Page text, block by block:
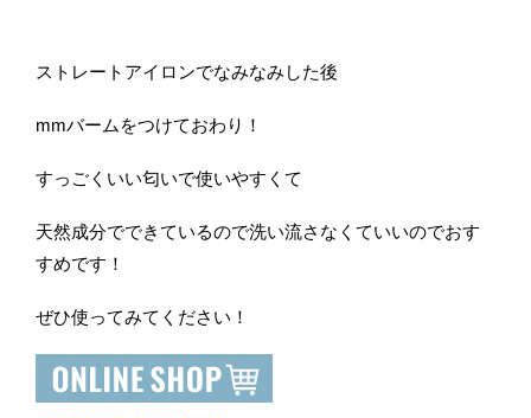
ストレートアイロンでなみなみした後
mmバームをつけておわり！
すっごくいい匂いで使いやすくて
天然成分でできているので洗い流さなくていいのでおす
すめです！
ぜひ使ってみてください！